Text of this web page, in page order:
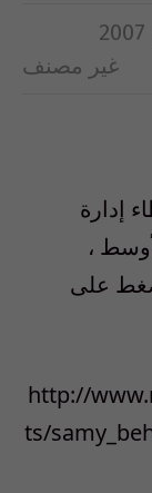
غير مصنف
إدارة
،
على
http://
ts/